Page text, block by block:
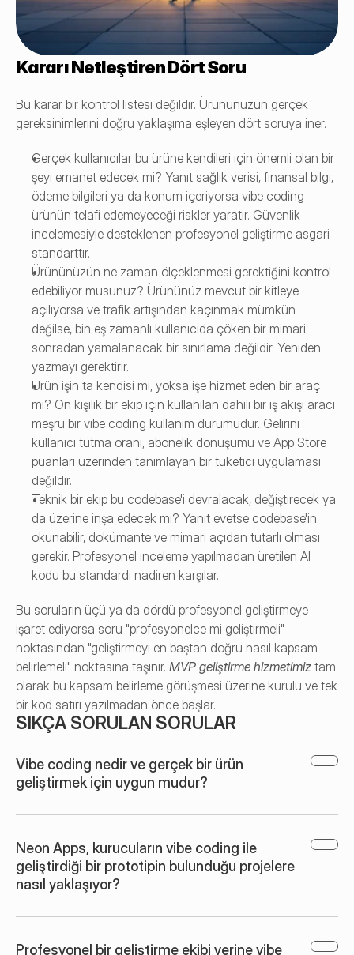
Kararı Netleştiren Dört Soru
Bu karar bir kontrol listesi değildir. Ürününüzün gerçek
gereksinimlerini doğru yaklaşıma eşleyen dört soruya iner.
Gerçek kullanıcılar bu ürüne kendileri için önemli olan bir
şeyi emanet edecek mi? Yanıt sağlık verisi, finansal bilgi,
ödeme bilgileri ya da konum içeriyorsa vibe coding
ürünün telafi edemeyeceği riskler yaratır. Güvenlik
incelemesiyle desteklenen profesyonel geliştirme asgari
standarttır.
Ürününüzün ne zaman ölçeklenmesi gerektiğini kontrol
edebiliyor musunuz? Ürününüz mevcut bir kitleye
açılıyorsa ve trafik artışından kaçınmak mümkün
değilse, bin eş zamanlı kullanıcıda çöken bir mimari
sonradan yamalanacak bir sınırlama değildir. Yeniden
yazmayı gerektirir.
Ürün işin ta kendisi mi, yoksa işe hizmet eden bir araç
mı? On kişilik bir ekip için kullanılan dahili bir iş akışı aracı
meşru bir vibe coding kullanım durumudur. Gelirini
kullanıcı tutma oranı, abonelik dönüşümü ve App Store
puanları üzerinden tanımlayan bir tüketici uygulaması
değildir.
Teknik bir ekip bu codebase'i devralacak, değiştirecek ya
da üzerine inşa edecek mi? Yanıt evetse codebase'in
okunabilir, dokümante ve mimari açıdan tutarlı olması
gerekir. Profesyonel inceleme yapılmadan üretilen AI
kodu bu standardı nadiren karşılar.
Bu soruların üçü ya da dördü profesyonel geliştirmeye
işaret ediyorsa soru "profesyonelce mi geliştirmeli"
noktasından "geliştirmeyi en baştan doğru nasıl kapsam
belirlemeli" noktasına taşınır. MVP geliştirme hizmetimiz tam
olarak bu kapsam belirleme görüşmesi üzerine kurulu ve tek
bir kod satırı yazılmadan önce başlar.
SIKÇA SORULAN SORULAR
Vibe coding nedir ve gerçek bir ürün
geliştirmek için uygun mudur?
Neon Apps, kurucuların vibe coding ile
geliştirdiği bir prototipin bulunduğu projelere
nasıl yaklaşıyor?
Profesyonel bir geliştirme ekibi yerine vibe